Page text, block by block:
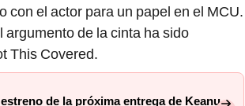
con el actor para un papel en el MCU.
de la cinta ha sido
This Covered.
de la próxima entrega de Keanu